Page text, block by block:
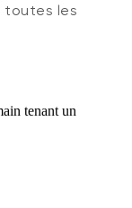
toutes les